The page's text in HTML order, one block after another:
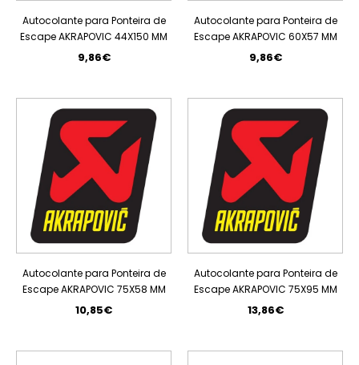
Autocolante para Ponteira de
Escape AKRAPOVIC 44X150 MM
9,86€
Autocolante para Ponteira de
Escape AKRAPOVIC 60X57 MM
9,86€
Autocolante para Ponteira de
Escape AKRAPOVIC 75X58 MM
10,85€
Autocolante para Ponteira de
Escape AKRAPOVIC 75X95 MM
13,86€